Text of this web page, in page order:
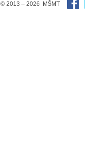
© 2013 – 2026 MŠMT